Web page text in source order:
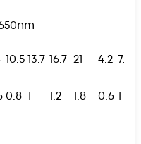
10.513.7 16.7 21 4.2 7.8
0.8 1 1.2 1.8 0.6 1